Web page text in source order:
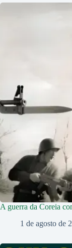
A guerra da Coreia
1 de agosto de